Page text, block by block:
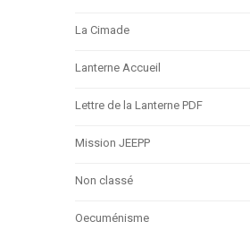
La Cimade
Lanterne Accueil
Lettre de la Lanterne PDF
Mission JEEPP
Non classé
Oecuménisme